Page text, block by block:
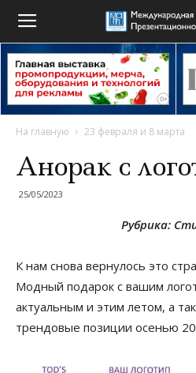
На главную 23 февраля и 8 марта
Анорак с
25/05/2023
Рубрика:
К нам снова вернулось это
Модный подарок с вашим
актуальным и этим летом, а
трендовые позиции осенью